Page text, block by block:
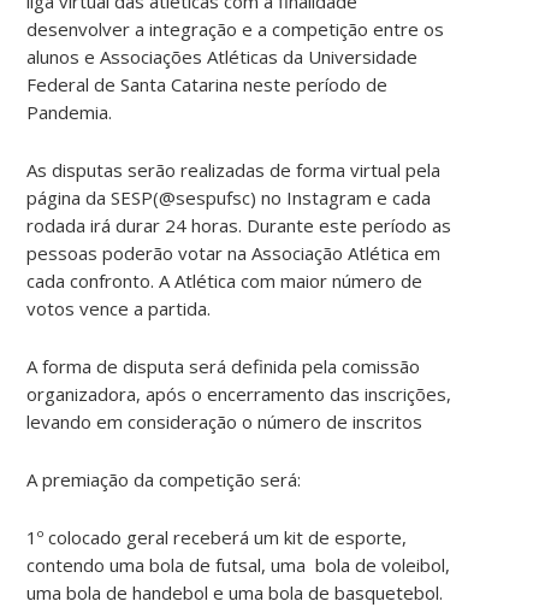
desenvolver a integração e a competição entre os
alunos e Associações Atléticas da Universidade
Federal de Santa Catarina neste período de
Pandemia.
As disputas serão realizadas de forma virtual pela
página da SESP(@sespufsc) no Instagram e cada
rodada irá durar 24 horas. Durante este período as
pessoas poderão votar na Associação Atlética em
cada confronto. A Atlética com maior número de
votos vence a partida.
A forma de disputa será definida pela comissão
organizadora, após o encerramento das inscrições,
levando em consideração o número de inscritos
A premiação da competição será:
1º colocado geral receberá um kit de esporte,
contendo uma bola de futsal, uma bola de voleibol,
uma bola de handebol e uma bola de basquetebol.